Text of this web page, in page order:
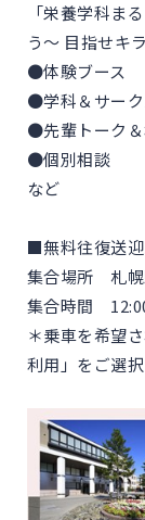
「栄養学科ま
う～ 目指せキ
●体験ブース
●学科＆サー
●先輩トーク
●個別相談
など
■無料往復送迎
集合場所 札幌
集合時間
＊乗車を希望
利用」をご選